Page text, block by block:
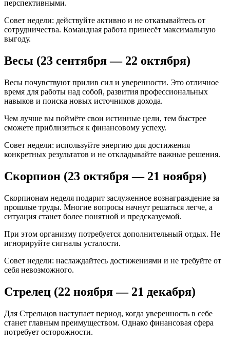
перспективными.
Совет недели: действуйте активно и не отказывайтесь от
сотрудничества. Командная работа принесёт максимальную
выгоду.
Весы (23 сентября — 22 октября)
Весы почувствуют прилив сил и уверенности. Это отличное
время для работы над собой, развития профессиональных
навыков и поиска новых источников дохода.
Чем лучше вы поймёте свои истинные цели, тем быстрее
сможете приблизиться к финансовому успеху.
Совет недели: используйте энергию для достижения
конкретных результатов и не откладывайте важные решения.
Скорпион (23 октября — 21 ноября)
Скорпионам неделя подарит заслуженное вознаграждение за
прошлые труды. Многие вопросы начнут решаться легче, а
ситуация станет более понятной и предсказуемой.
При этом организму потребуется дополнительный отдых. Не
игнорируйте сигналы усталости.
Совет недели: наслаждайтесь достижениями и не требуйте от
себя невозможного.
Стрелец (22 ноября — 21 декабря)
Для Стрельцов наступает период, когда уверенность в себе
станет главным преимуществом. Однако финансовая сфера
потребует осторожности.